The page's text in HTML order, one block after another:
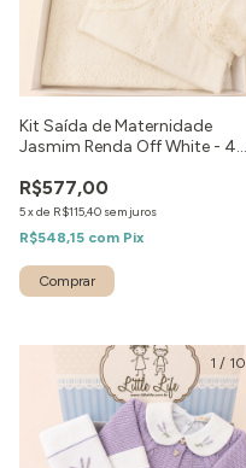
Kit Saída de Maternidade
Jasmim Renda Off White - 4
R$577,00
5xde R$115,40 sem juros
R$548,15 com Pix
Comprar
1 / 10